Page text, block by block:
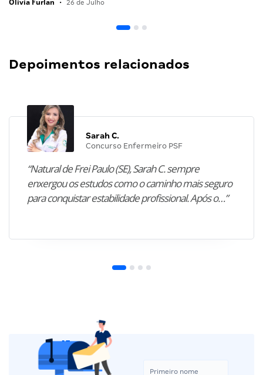
Olivia Furlan • 26 de Julho
Depoimentos relacionados
Sarah C.
Concurso Enfermeiro PSF
“Natural de Frei Paulo (SE), Sarah C. sempre
enxergou os estudos como o caminho mais seguro
para conquistar estabilidade profissional. Após o…”